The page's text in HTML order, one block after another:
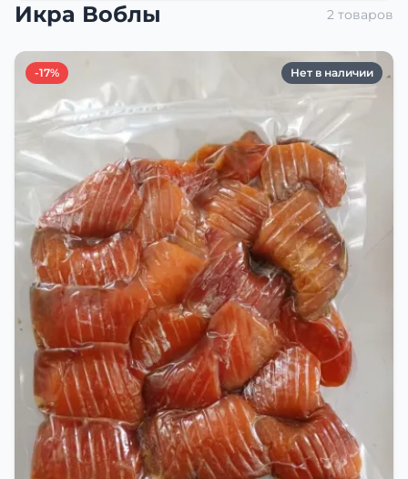
Икра Воблы 2 товаров
-17% Нет в наличии